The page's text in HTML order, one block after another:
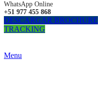
WhatsApp Online
+51 977 455 868
DESCARGAR BROCHURE
TRACKING
Menu